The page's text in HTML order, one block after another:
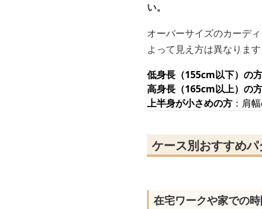
い。
オーバーサイズのカーデ
よって見え方は異なります
低身長（155cm以下）の方
高身長（165cm以上）の方
上半身が小さめの方 ：肩
ケース別おすすめ
在宅ワークや家での